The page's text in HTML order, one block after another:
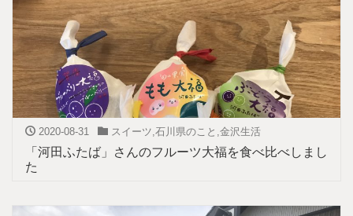
2020-08-31 スイーツ,石川県のこと ,金沢生活
「河田ふたば」さんのフルーツ大福を食べ比べしまし
た